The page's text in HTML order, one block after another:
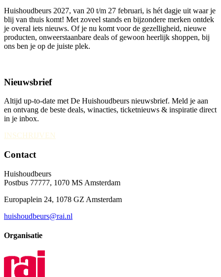
Huishoudbeurs 2027, van 20 t/m 27 februari, is hét dagje uit waar je
blij van thuis komt! Met zoveel stands en bijzondere merken ontdek
je overal iets nieuws. Of je nu komt voor de gezelligheid, nieuwe
producten, onweerstaanbare deals of gewoon heerlijk shoppen, bij
ons ben je op de juiste plek.
Nieuwsbrief
Altijd up-to-date met De Huishoudbeurs nieuwsbrief. Meld je aan
en ontvang de beste deals, winacties, ticketnieuws & inspiratie direct
in je inbox.
INSCHRIJVEN
Contact
Huishoudbeurs
Postbus 77777, 1070 MS Amsterdam
Europaplein 24, 1078 GZ Amsterdam
huishoudbeurs@rai.nl
Organisatie